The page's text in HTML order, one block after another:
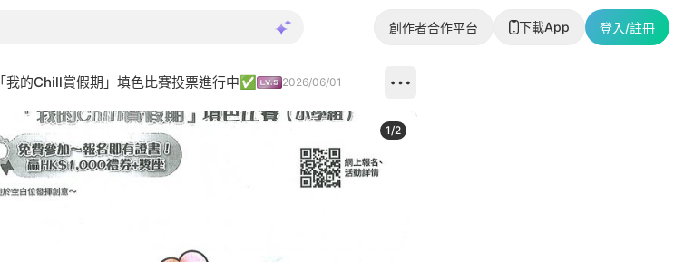
創作者合作平台 下載App 登入/註冊
「我的Chill賞假期」填色比賽投票進行中✅ 2026/06/01
1/2